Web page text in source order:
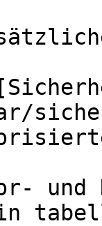
und